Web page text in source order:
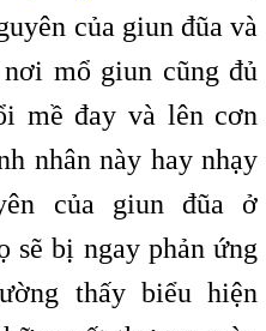
của giun đũa và
mổ giun cũng đủ
mề đay và lên cơn
nhân này hay nhạy
của giun đũa ở
sẽ bị ngay phản ứng
thấy biểu hiện